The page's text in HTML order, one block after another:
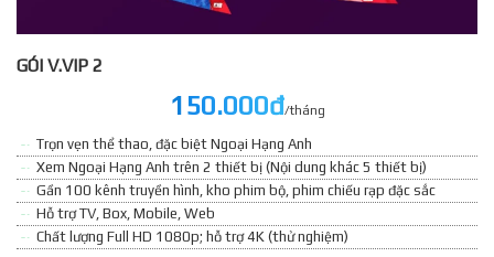
GÓI V.VIP 2
150.000đ/tháng
Trọn vẹn thể thao, đặc biệt Ngoại Hạng Anh
Xem Ngoại Hạng Anh trên 2 thiết bị (Nội dung khác 5 thiết bị)
Gần 100 kênh truyền hình, kho phim bộ, phim chiếu rạp đặc sắc
Hỗ trợ TV, Box, Mobile, Web
Chất lượng Full HD 1080p; hỗ trợ 4K (thử nghiệm)